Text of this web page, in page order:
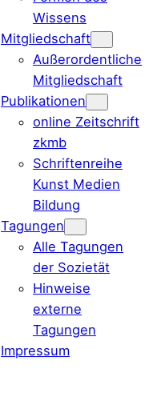
Wissens
Mitgliedschaft
Außerordentliche
Mitgliedschaft
Publikationen
online Zeitschrift
zkmb
Schriftenreihe
Kunst Medien
Bildung
Tagungen
Alle Tagungen
der Sozietät
Hinweise
externe
Tagungen
Impressum